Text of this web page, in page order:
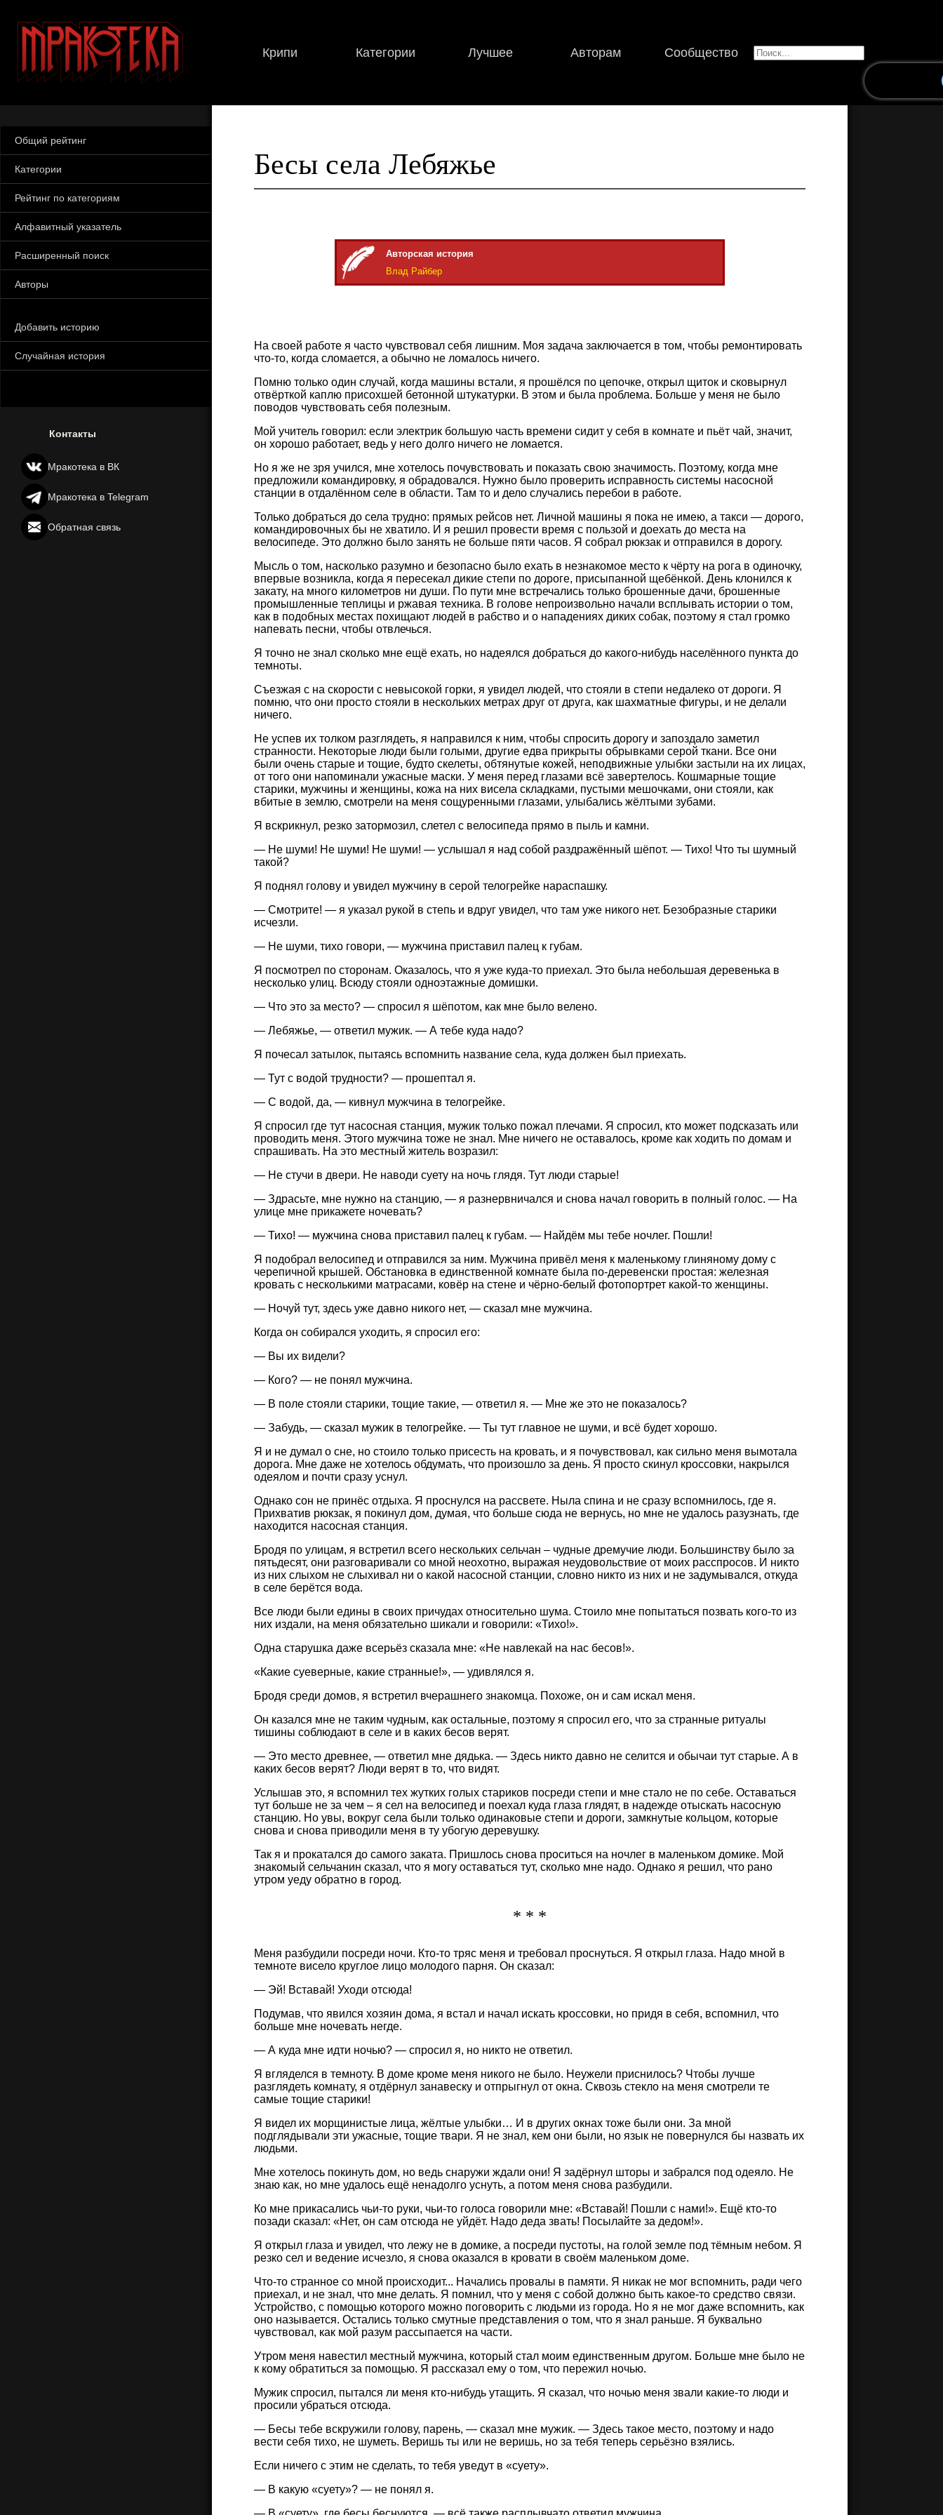
Крипи Категории Лучшее Авторам Сообщество
Общий рейтинг
Категории
Рейтинг по категориям
Алфавитный указатель
Расширенный поиск
Авторы
Добавить историю
Случайная история
Контакты
Мракотека в ВК
Мракотека в Telegram
Обратная связь
Бесы села Лебяжье
Авторская история
Влад Райбер
На своей работе я часто чувствовал себя лишним. Моя задача заключается в том, чтобы ремонтировать
что-то, когда сломается, а обычно не ломалось ничего.
Помню только один случай, когда машины встали, я прошёлся по цепочке, открыл щиток и сковырнул
отвёрткой каплю присохшей бетонной штукатурки. В этом и была проблема. Больше у меня не было
поводов чувствовать себя полезным.
Мой учитель говорил: если электрик большую часть времени сидит у себя в комнате и пьёт чай, значит,
он хорошо работает, ведь у него долго ничего не ломается.
Но я же не зря учился, мне хотелось почувствовать и показать свою значимость. Поэтому, когда мне
предложили командировку, я обрадовался. Нужно было проверить исправность системы насосной
станции в отдалённом селе в области. Там то и дело случались перебои в работе.
Только добраться до села трудно: прямых рейсов нет. Личной машины я пока не имею, а такси — дорого,
командировочных бы не хватило. И я решил провести время с пользой и доехать до места на
велосипеде. Это должно было занять не больше пяти часов. Я собрал рюкзак и отправился в дорогу.
Мысль о том, насколько разумно и безопасно было ехать в незнакомое место к чёрту на рога в одиночку,
впервые возникла, когда я пересекал дикие степи по дороге, присыпанной щебёнкой. День клонился к
закату, на много километров ни души. По пути мне встречались только брошенные дачи, брошенные
промышленные теплицы и ржавая техника. В голове непроизвольно начали всплывать истории о том,
как в подобных местах похищают людей в рабство и о нападениях диких собак, поэтому я стал громко
напевать песни, чтобы отвлечься.
Я точно не знал сколько мне ещё ехать, но надеялся добраться до какого-нибудь населённого пункта до
темноты.
Съезжая с на скорости с невысокой горки, я увидел людей, что стояли в степи недалеко от дороги. Я
помню, что они просто стояли в нескольких метрах друг от друга, как шахматные фигуры, и не делали
ничего.
Не успев их толком разглядеть, я направился к ним, чтобы спросить дорогу и запоздало заметил
странности. Некоторые люди были голыми, другие едва прикрыты обрывками серой ткани. Все они
были очень старые и тощие, будто скелеты, обтянутые кожей, неподвижные улыбки застыли на их лицах,
от того они напоминали ужасные маски. У меня перед глазами всё завертелось. Кошмарные тощие
старики, мужчины и женщины, кожа на них висела складками, пустыми мешочками, они стояли, как
вбитые в землю, смотрели на меня сощуренными глазами, улыбались жёлтыми зубами.
Я вскрикнул, резко затормозил, слетел с велосипеда прямо в пыль и камни.
— Не шуми! Не шуми! Не шуми! — услышал я над собой раздражённый шёпот. — Тихо! Что ты шумный
такой?
Я поднял голову и увидел мужчину в серой телогрейке нараспашку.
— Смотрите! — я указал рукой в степь и вдруг увидел, что там уже никого нет. Безобразные старики
исчезли.
— Не шуми, тихо говори, — мужчина приставил палец к губам.
Я посмотрел по сторонам. Оказалось, что я уже куда-то приехал. Это была небольшая деревенька в
несколько улиц. Всюду стояли одноэтажные домишки.
— Что это за место? — спросил я шёпотом, как мне было велено.
— Лебяжье, — ответил мужик. — А тебе куда надо?
Я почесал затылок, пытаясь вспомнить название села, куда должен был приехать.
— Тут с водой трудности? — прошептал я.
— С водой, да, — кивнул мужчина в телогрейке.
Я спросил где тут насосная станция, мужик только пожал плечами. Я спросил, кто может подсказать или
проводить меня. Этого мужчина тоже не знал. Мне ничего не оставалось, кроме как ходить по домам и
спрашивать. На это местный житель возразил:
— Не стучи в двери. Не наводи суету на ночь глядя. Тут люди старые!
— Здрасьте, мне нужно на станцию, — я разнервничался и снова начал говорить в полный голос. — На
улице мне прикажете ночевать?
— Тихо! — мужчина снова приставил палец к губам. — Найдём мы тебе ночлег. Пошли!
Я подобрал велосипед и отправился за ним. Мужчина привёл меня к маленькому глиняному дому с
черепичной крышей. Обстановка в единственной комнате была по-деревенски простая: железная
кровать с несколькими матрасами, ковёр на стене и чёрно-белый фотопортрет какой-то женщины.
— Ночуй тут, здесь уже давно никого нет, — сказал мне мужчина.
Когда он собирался уходить, я спросил его:
— Вы их видели?
— Кого? — не понял мужчина.
— В поле стояли старики, тощие такие, — ответил я. — Мне же это не показалось?
— Забудь, — сказал мужик в телогрейке. — Ты тут главное не шуми, и всё будет хорошо.
Я и не думал о сне, но стоило только присесть на кровать, и я почувствовал, как сильно меня вымотала
дорога. Мне даже не хотелось обдумать, что произошло за день. Я просто скинул кроссовки, накрылся
одеялом и почти сразу уснул.
Однако сон не принёс отдыха. Я проснулся на рассвете. Ныла спина и не сразу вспомнилось, где я.
Прихватив рюкзак, я покинул дом, думая, что больше сюда не вернусь, но мне не удалось разузнать, где
находится насосная станция.
Бродя по улицам, я встретил всего нескольких сельчан – чудные дремучие люди. Большинству было за
пятьдесят, они разговаривали со мной неохотно, выражая неудовольствие от моих расспросов. И никто
из них слыхом не слыхивал ни о какой насосной станции, словно никто из них и не задумывался, откуда
в селе берётся вода.
Все люди были едины в своих причудах относительно шума. Стоило мне попытаться позвать кого-то из
них издали, на меня обязательно шикали и говорили: «Тихо!».
Одна старушка даже всерьёз сказала мне: «Не навлекай на нас бесов!».
«Какие суеверные, какие странные!», — удивлялся я.
Бродя среди домов, я встретил вчерашнего знакомца. Похоже, он и сам искал меня.
Он казался мне не таким чудным, как остальные, поэтому я спросил его, что за странные ритуалы
тишины соблюдают в селе и в каких бесов верят.
— Это место древнее, — ответил мне дядька. — Здесь никто давно не селится и обычаи тут старые. А в
каких бесов верят? Люди верят в то, что видят.
Услышав это, я вспомнил тех жутких голых стариков посреди степи и мне стало не по себе. Оставаться
тут больше не за чем – я сел на велосипед и поехал куда глаза глядят, в надежде отыскать насосную
станцию. Но увы, вокруг села были только одинаковые степи и дороги, замкнутые кольцом, которые
снова и снова приводили меня в ту убогую деревушку.
Так я и прокатался до самого заката. Пришлось снова проситься на ночлег в маленьком домике. Мой
знакомый сельчанин сказал, что я могу оставаться тут, сколько мне надо. Однако я решил, что рано
утром уеду обратно в город.
* * *
Меня разбудили посреди ночи. Кто-то тряс меня и требовал проснуться. Я открыл глаза. Надо мной в
темноте висело круглое лицо молодого парня. Он сказал:
— Эй! Вставай! Уходи отсюда!
Подумав, что явился хозяин дома, я встал и начал искать кроссовки, но придя в себя, вспомнил, что
больше мне ночевать негде.
— А куда мне идти ночью? — спросил я, но никто не ответил.
Я вгляделся в темноту. В доме кроме меня никого не было. Неужели приснилось? Чтобы лучше
разглядеть комнату, я отдёрнул занавеску и отпрыгнул от окна. Сквозь стекло на меня смотрели те
самые тощие старики!
Я видел их морщинистые лица, жёлтые улыбки… И в других окнах тоже были они. За мной
подглядывали эти ужасные, тощие твари. Я не знал, кем они были, но язык не повернулся бы назвать их
людьми.
Мне хотелось покинуть дом, но ведь снаружи ждали они! Я задёрнул шторы и забрался под одеяло. Не
знаю как, но мне удалось ещё ненадолго уснуть, а потом меня снова разбудили.
Ко мне прикасались чьи-то руки, чьи-то голоса говорили мне: «Вставай! Пошли с нами!». Ещё кто-то
позади сказал: «Нет, он сам отсюда не уйдёт. Надо деда звать! Посылайте за дедом!».
Я открыл глаза и увидел, что лежу не в домике, а посреди пустоты, на голой земле под тёмным небом. Я
резко сел и ведение исчезло, я снова оказался в кровати в своём маленьком доме.
Что-то странное со мной происходит... Начались провалы в памяти. Я никак не мог вспомнить, ради чего
приехал, и не знал, что мне делать. Я помнил, что у меня с собой должно быть какое-то средство связи.
Устройство, с помощью которого можно поговорить с людьми из города. Но я не мог даже вспомнить, как
оно называется. Остались только смутные представления о том, что я знал раньше. Я буквально
чувствовал, как мой разум рассыпается на части.
Утром меня навестил местный мужчина, который стал моим единственным другом. Больше мне было не
к кому обратиться за помощью. Я рассказал ему о том, что пережил ночью.
Мужик спросил, пытался ли меня кто-нибудь утащить. Я сказал, что ночью меня звали какие-то люди и
просили убраться отсюда.
— Бесы тебе вскружили голову, парень, — сказал мне мужик. — Здесь такое место, поэтому и надо
вести себя тихо, не шуметь. Веришь ты или не веришь, но за тебя теперь серьёзно взялись.
Если ничего с этим не сделать, то тебя уведут в «суету».
— В какую «суету»? — не понял я.